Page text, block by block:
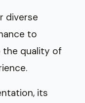
diverse
to
the quality of
its